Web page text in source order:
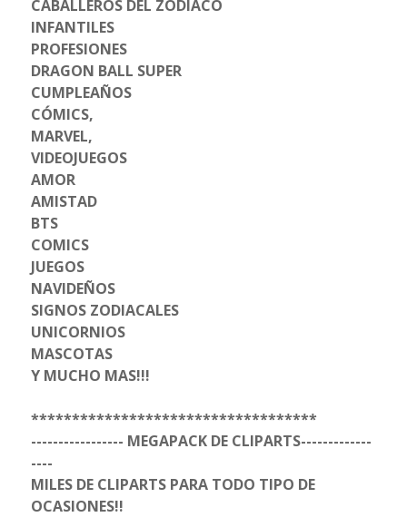
CABALLEROS DEL ZODIACO
INFANTILES
PROFESIONES
DRAGON BALL SUPER
CUMPLEAÑOS
CÓMICS,
MARVEL,
VIDEOJUEGOS
AMOR
AMISTAD
BTS
COMICS
JUEGOS
NAVIDEÑOS
SIGNOS ZODIACALES
UNICORNIOS
MASCOTAS
Y MUCHO MAS!!!
***********************************
----------------- MEGAPACK DE CLIPARTS-------------
----
MILES DE CLIPARTS PARA TODO TIPO DE
OCASIONES!!